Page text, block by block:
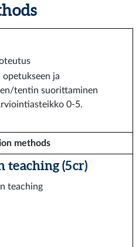
ja
tentin suorittaminen
0-5.
methods
(5 cr)
teaching